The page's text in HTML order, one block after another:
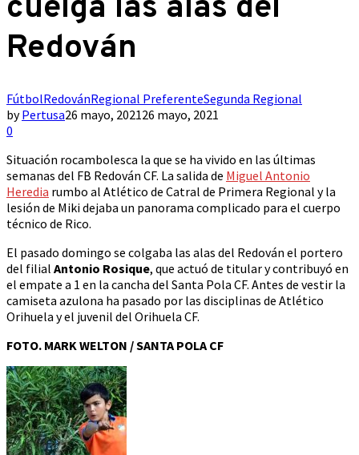
cuelga las alas del
Redován
FútbolRedovánRegional PreferenteSegunda Regional
byPertusa26 mayo, 202126 mayo, 2021
0
Situación rocambolesca la que se ha vivido en las últimas
semanas del FB Redován CF. La salida de Miguel Antonio
Heredia rumbo al Atlético de Catral de Primera Regional y la
lesión de Miki dejaba un panorama complicado para el cuerpo
técnico de Rico.
El pasado domingo se colgaba las alas del Redován el portero
del filial Antonio Rosique, que actuó de titular y contribuyó en
el empate a 1 en la cancha del Santa Pola CF. Antes de vestir la
camiseta azulona ha pasado por las disciplinas de Atlético
Orihuela y el juvenil del Orihuela CF.
FOTO. MARK WELTON / SANTA POLA CF